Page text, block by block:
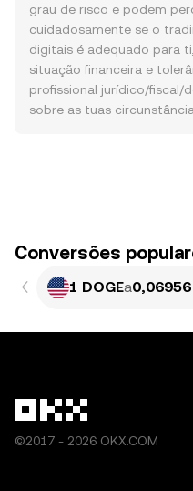
grau de risco e podem
cuidadosamente se o
digitais é adequado para
situação financeira e
profissional jurídico/fiscal/
sobre as tuas
Conversões
1 DOGEa0,06956
©2017 - 2026 OKX.COM